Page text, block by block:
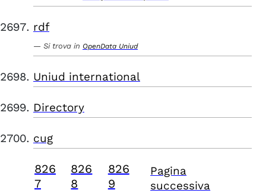
rdf
Si trova in OpenData Uniud
Uniud international
Directory
cug
826
7
826
8
826
9
Pagina
successiva